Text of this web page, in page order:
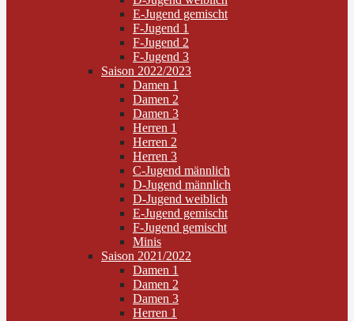
E-Jugend gemischt
F-Jugend 1
F-Jugend 2
F-Jugend 3
Saison 2022/2023
Damen 1
Damen 2
Damen 3
Herren 1
Herren 2
Herren 3
C-Jugend männlich
D-Jugend männlich
D-Jugend weiblich
E-Jugend gemischt
F-Jugend gemischt
Minis
Saison 2021/2022
Damen 1
Damen 2
Damen 3
Herren 1